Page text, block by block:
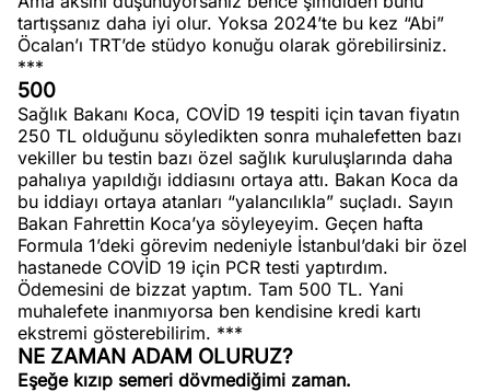
tartışsanız daha iyi olur. Yoksa 2024’te bu kez “Abi”
Öcalan’ı TRT’de stüdyo konuğu olarak görebilirsiniz.
***
500
Sağlık Bakanı Koca, COVİD 19 tespiti için tavan fiyatın
250 TL olduğunu söyledikten sonra muhalefetten bazı
vekiller bu testin bazı özel sağlık kuruluşlarında daha
pahalıya yapıldığı iddiasını ortaya attı. Bakan Koca da
bu iddiayı ortaya atanları “yalancılıkla” suçladı. Sayın
Bakan Fahrettin Koca’ya söyleyeyim. Geçen hafta
Formula 1’deki görevim nedeniyle İstanbul’daki bir özel
hastanede COVİD 19 için PCR testi yaptırdım.
Ödemesini de bizzat yaptım. Tam 500 TL. Yani
muhalefete inanmıyorsa ben kendisine kredi kartı
ekstremi gösterebilirim. ***
NE ZAMAN ADAM OLURUZ?
Eşeğe kızıp semeri dövmediğimi zaman.